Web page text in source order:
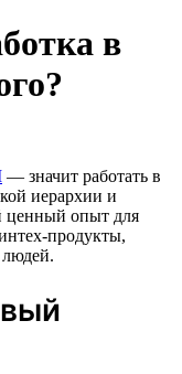
в
— значит работать в
иерархии и
ценный опыт для
продукты,